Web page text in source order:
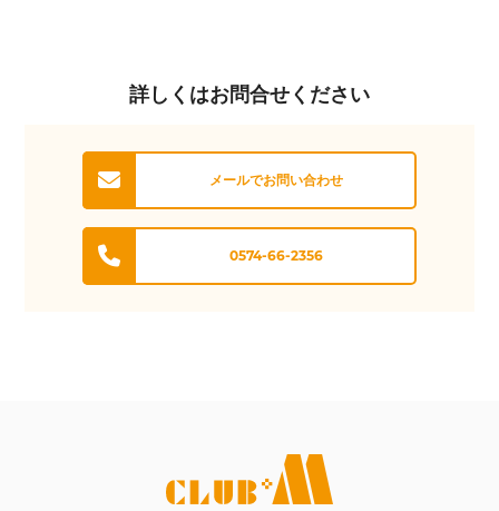
詳しくはお問合せください
メールでお問い合わせ
0574-66-2356